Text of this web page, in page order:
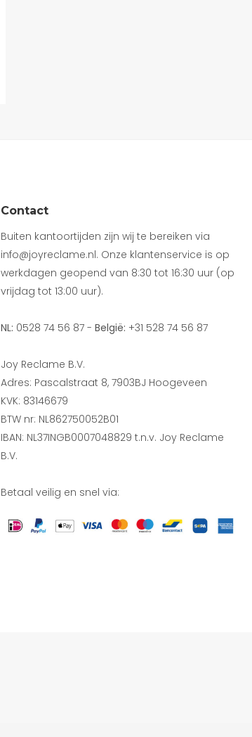
Contact
Buiten kantoortijden zijn wij te bereiken via
info@joyreclame.nl. Onze klantenservice is op
werkdagen geopend van 8:30 tot 16:30 uur (op
vrijdag tot 13:00 uur).
NL: 0528 74 56 87 - België: +31 528 74 56 87
Joy Reclame B.V.
Adres: Pascalstraat 8, 7903BJ Hoogeveen
KVK: 83146679
BTW nr: NL862750052B01
IBAN: NL37INGB0007048829 t.n.v. Joy Reclame
B.V.
Betaal veilig en snel via: